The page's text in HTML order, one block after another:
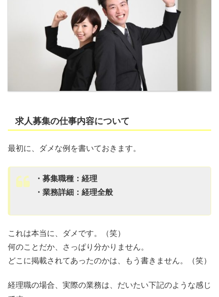
求人募集の仕事内容について
最初に、ダメな例を書いておきます。
・募集職種：経理
・業務詳細：経理全般
これは本当に、ダメです。（笑）
何のことだか、さっぱり分かりません。
どこに掲載されてあったのかは、もう書きません。（笑）
経理職の場合、実際の業務は、だいたい下記のような感じ